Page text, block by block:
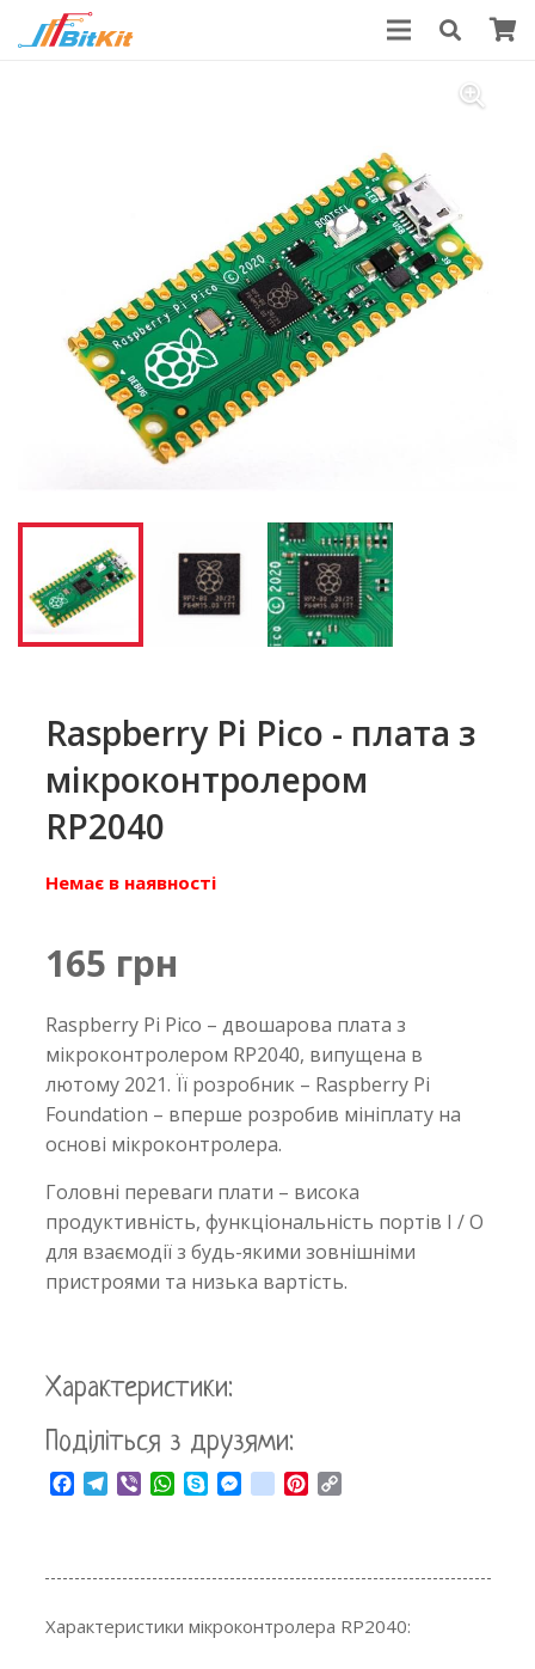
Raspberry Pi Pico - плата з
мікроконтролером
RP2040
Немає в наявності
165 грн
Raspberry Pi Pico – двошарова плата з
мікроконтролером RP2040, випущена в
лютому 2021. Її розробник – Raspberry Pi
Foundation – вперше розробив мініплату на
основі мікроконтролера.
Головні переваги плати – висока
продуктивність, функціональність портів I / O
для взаємодії з будь-якими зовнішніми
пристроями та низька вартість.
Характеристики:
Поділіться з друзями:
Facebook
Telegram
ViberWhatsApp
Skype Messenger
google_bookmarks
Pinterest
Характеристики мікроконтролера RP2040: